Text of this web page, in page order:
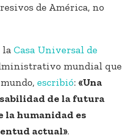
de América, no
la Casa Universal de
mundial que
escribió: «Una
de la futura
la humanidad es
actual».